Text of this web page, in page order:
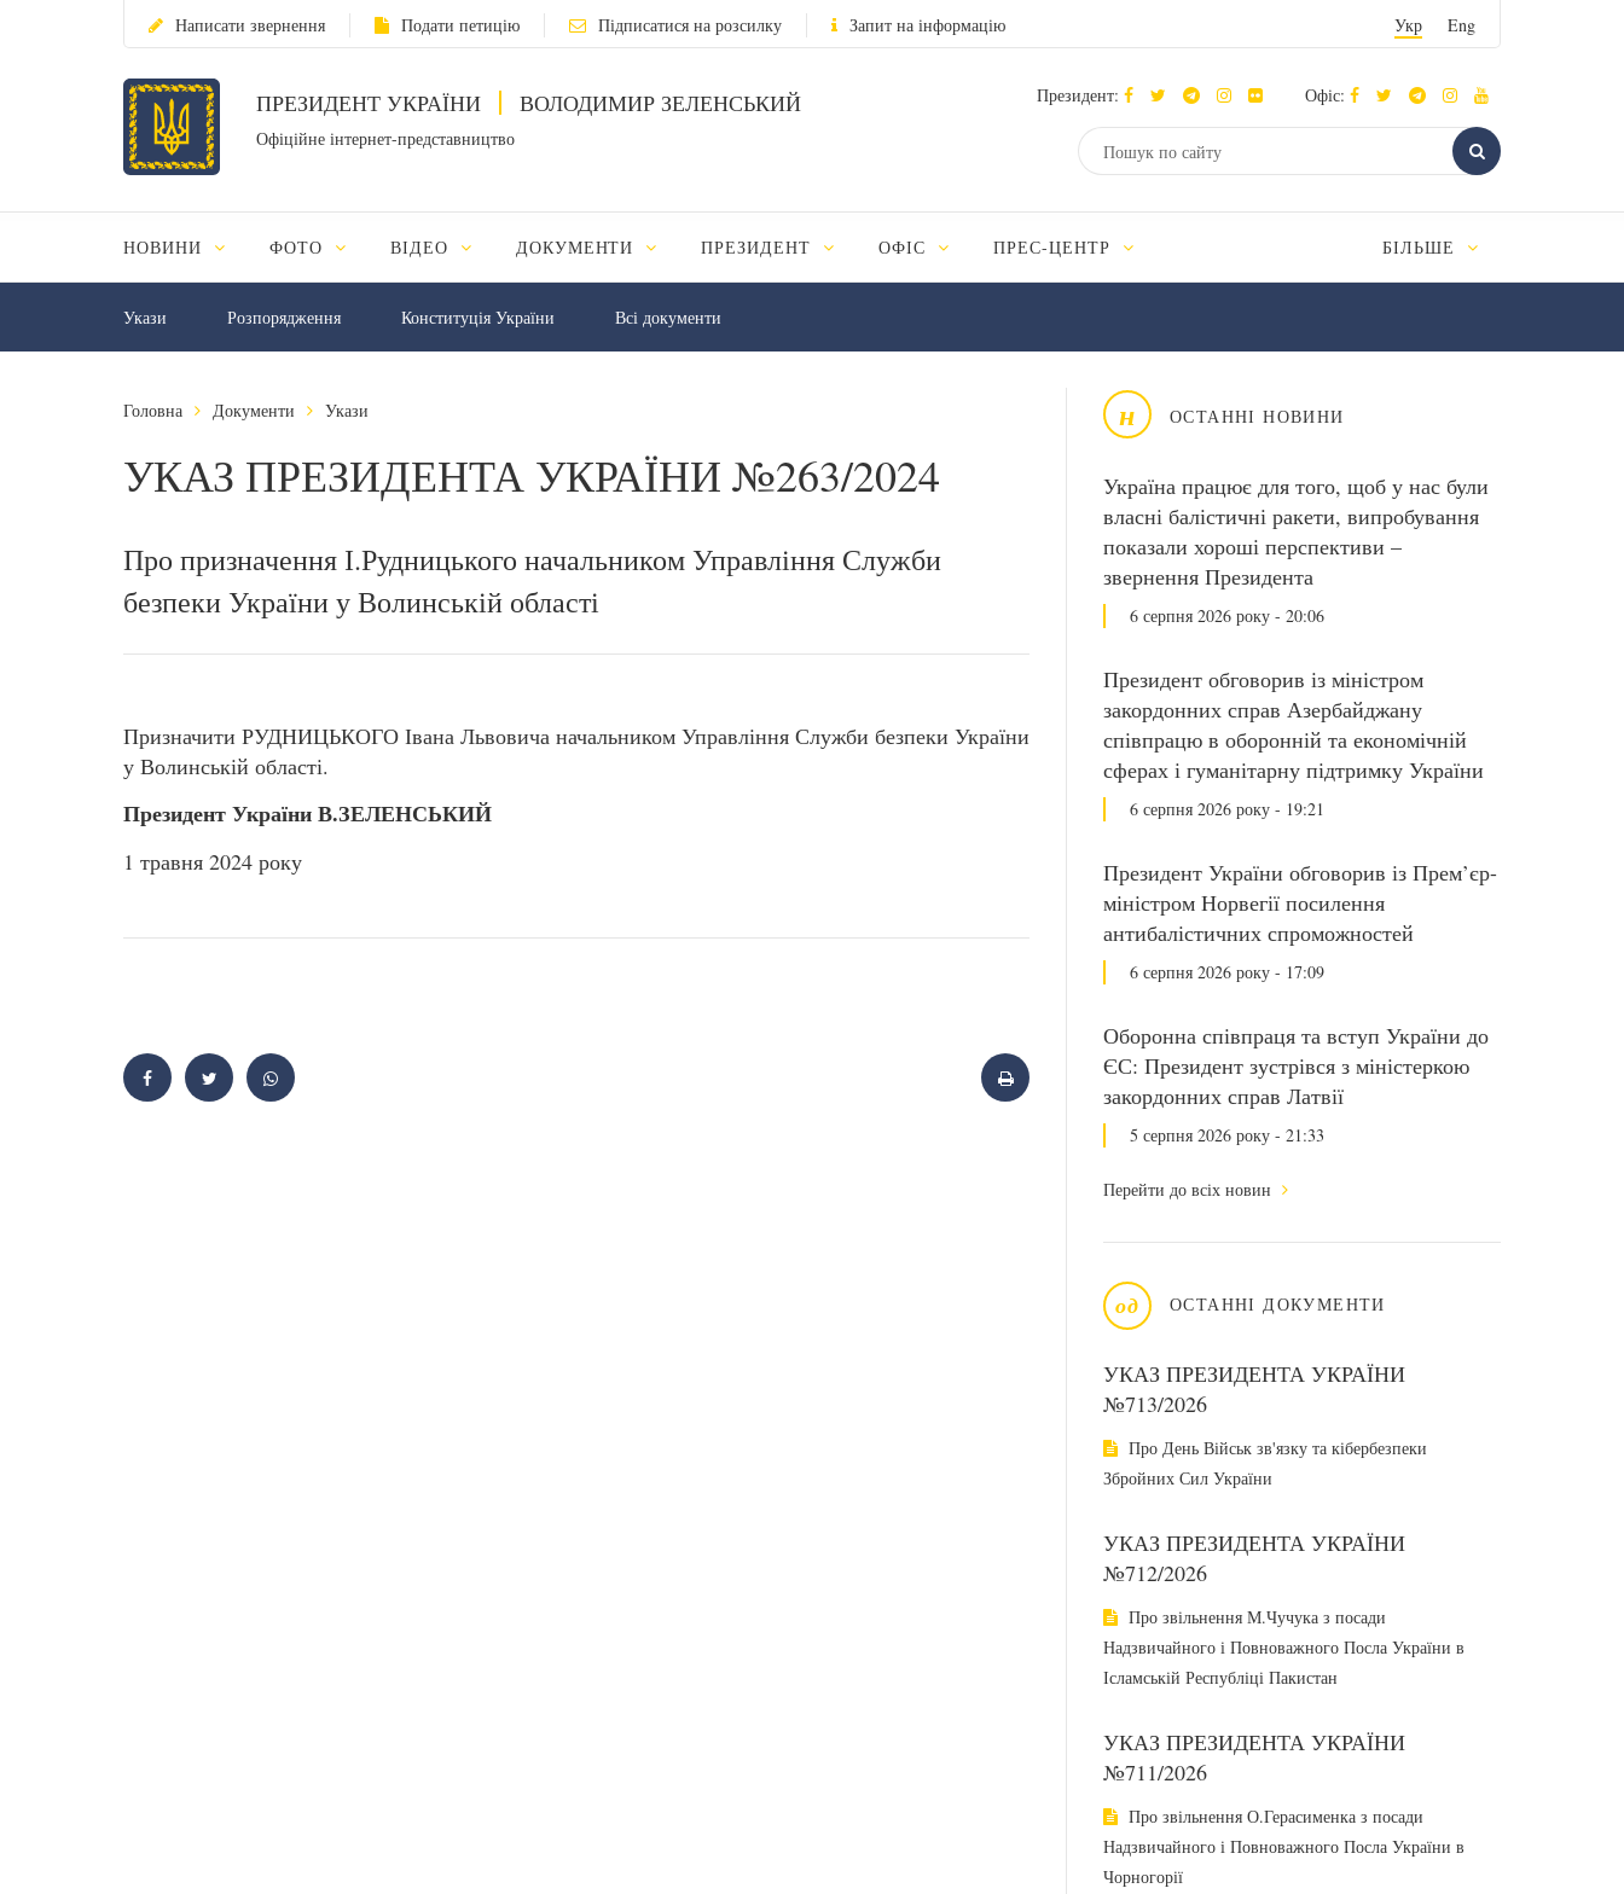
Написати звернення Подати петицію Підписатися на розсилку Запит на інформацію Укр Eng
ПРЕЗИДЕНТ УКРАЇНИ ВОЛОДИМИР ЗЕЛЕНСЬКИЙ
Офіційне інтернет-представництво
Президент: Офіс:
НОВИНИ ФОТО ВІДЕО ДОКУМЕНТИ ПРЕЗИДЕНТ ОФІС ПРЕС-ЦЕНТР БІЛЬШЕ
Укази Розпорядження Конституція України Всі документи
н ОСТАННІ НОВИНИ
Україна працює для того, щоб у нас були
власні балістичні ракети, випробування
показали хороші перспективи –
звернення Президента
6 серпня 2026 року - 20:06
Президент обговорив із міністром
закордонних справ Азербайджану
співпрацю в оборонній та економічній
сферах і гуманітарну підтримку України
6 серпня 2026 року - 19:21
Президент України обговорив із Прем’єр-
міністром Норвегії посилення
антибалістичних спроможностей
6 серпня 2026 року - 17:09
Оборонна співпраця та вступ України до
ЄС: Президент зустрівся з міністеркою
закордонних справ Латвії
5 серпня 2026 року - 21:33
Перейти до всіх новин
од ОСТАННІ ДОКУМЕНТИ
УКАЗ ПРЕЗИДЕНТА УКРАЇНИ
№713/2026
Про День Військ зв'язку та кібербезпеки
Збройних Сил України
УКАЗ ПРЕЗИДЕНТА УКРАЇНИ
№712/2026
Про звільнення М.Чучука з посади
Надзвичайного і Повноважного Посла України в
Ісламській Республіці Пакистан
УКАЗ ПРЕЗИДЕНТА УКРАЇНИ
№711/2026
Про звільнення О.Герасименка з посади
Надзвичайного і Повноважного Посла України в
Чорногорії
Головна Документи Укази
УКАЗ ПРЕЗИДЕНТА УКРАЇНИ №263/2024
Про призначення І.Рудницького начальником Управління Служби
безпеки України у Волинській області
Призначити РУДНИЦЬКОГО Івана Львовича начальником Управління Служби безпеки України
у Волинській області.
Президент України В.ЗЕЛЕНСЬКИЙ
1 травня 2024 року